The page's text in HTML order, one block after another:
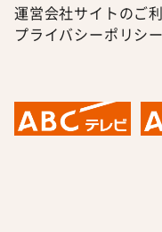
運営会社サイトのご
プライバシーポリシー